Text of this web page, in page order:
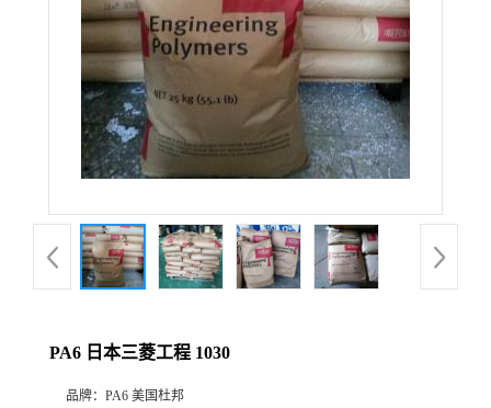
PA6 日本三菱工程 1030
品牌： PA6 美国杜邦